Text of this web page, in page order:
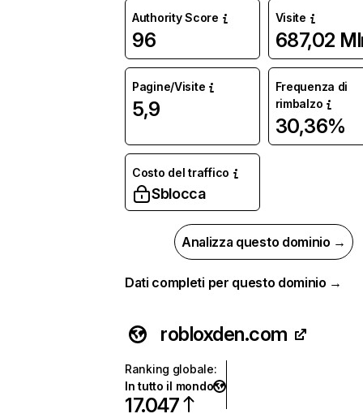
Authority Score
96
Visite
687,02
Pagine/Visite
5,9
Frequenza di
rimbalzo
30,36%
Costo del traffico
Sblocca
Analizza questo dominio →
Dati completi per questo dominio →
robloxden.com
Ranking globale:
In tutto il mondo
17.047